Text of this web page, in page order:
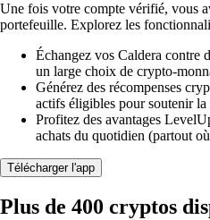
Une fois votre compte vérifié, vous
portefeuille. Explorez les
Échangez vos Caldera contre
un large choix de crypto-
Générez des récompenses
actifs éligibles pour soutenir la
Profitez des avantages
achats du quotidien (partout
Télécharger l'app
Plus de 400 cryptos